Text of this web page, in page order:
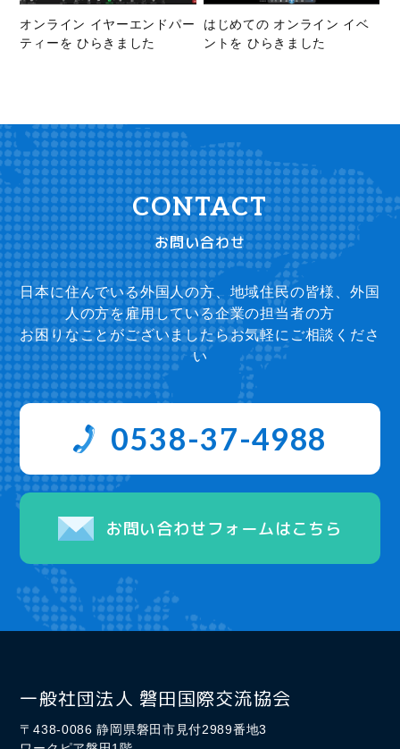
オンライン イヤーエンドパー
ティーを ひらきました
はじめての オンライン イベ
ントを ひらきました
お問い合わせ
日本に住んでいる外国人の方、地域住民の皆様、外国
人の方を雇用している企業の担当者の方
お困りなことがございましたらお気軽にご相談くださ
い
0538-37-4988
お問い合わせフォームはこちら
一般社団法人 磐田国際交流協会
〒438-0086 静岡県磐田市見付2989番地3